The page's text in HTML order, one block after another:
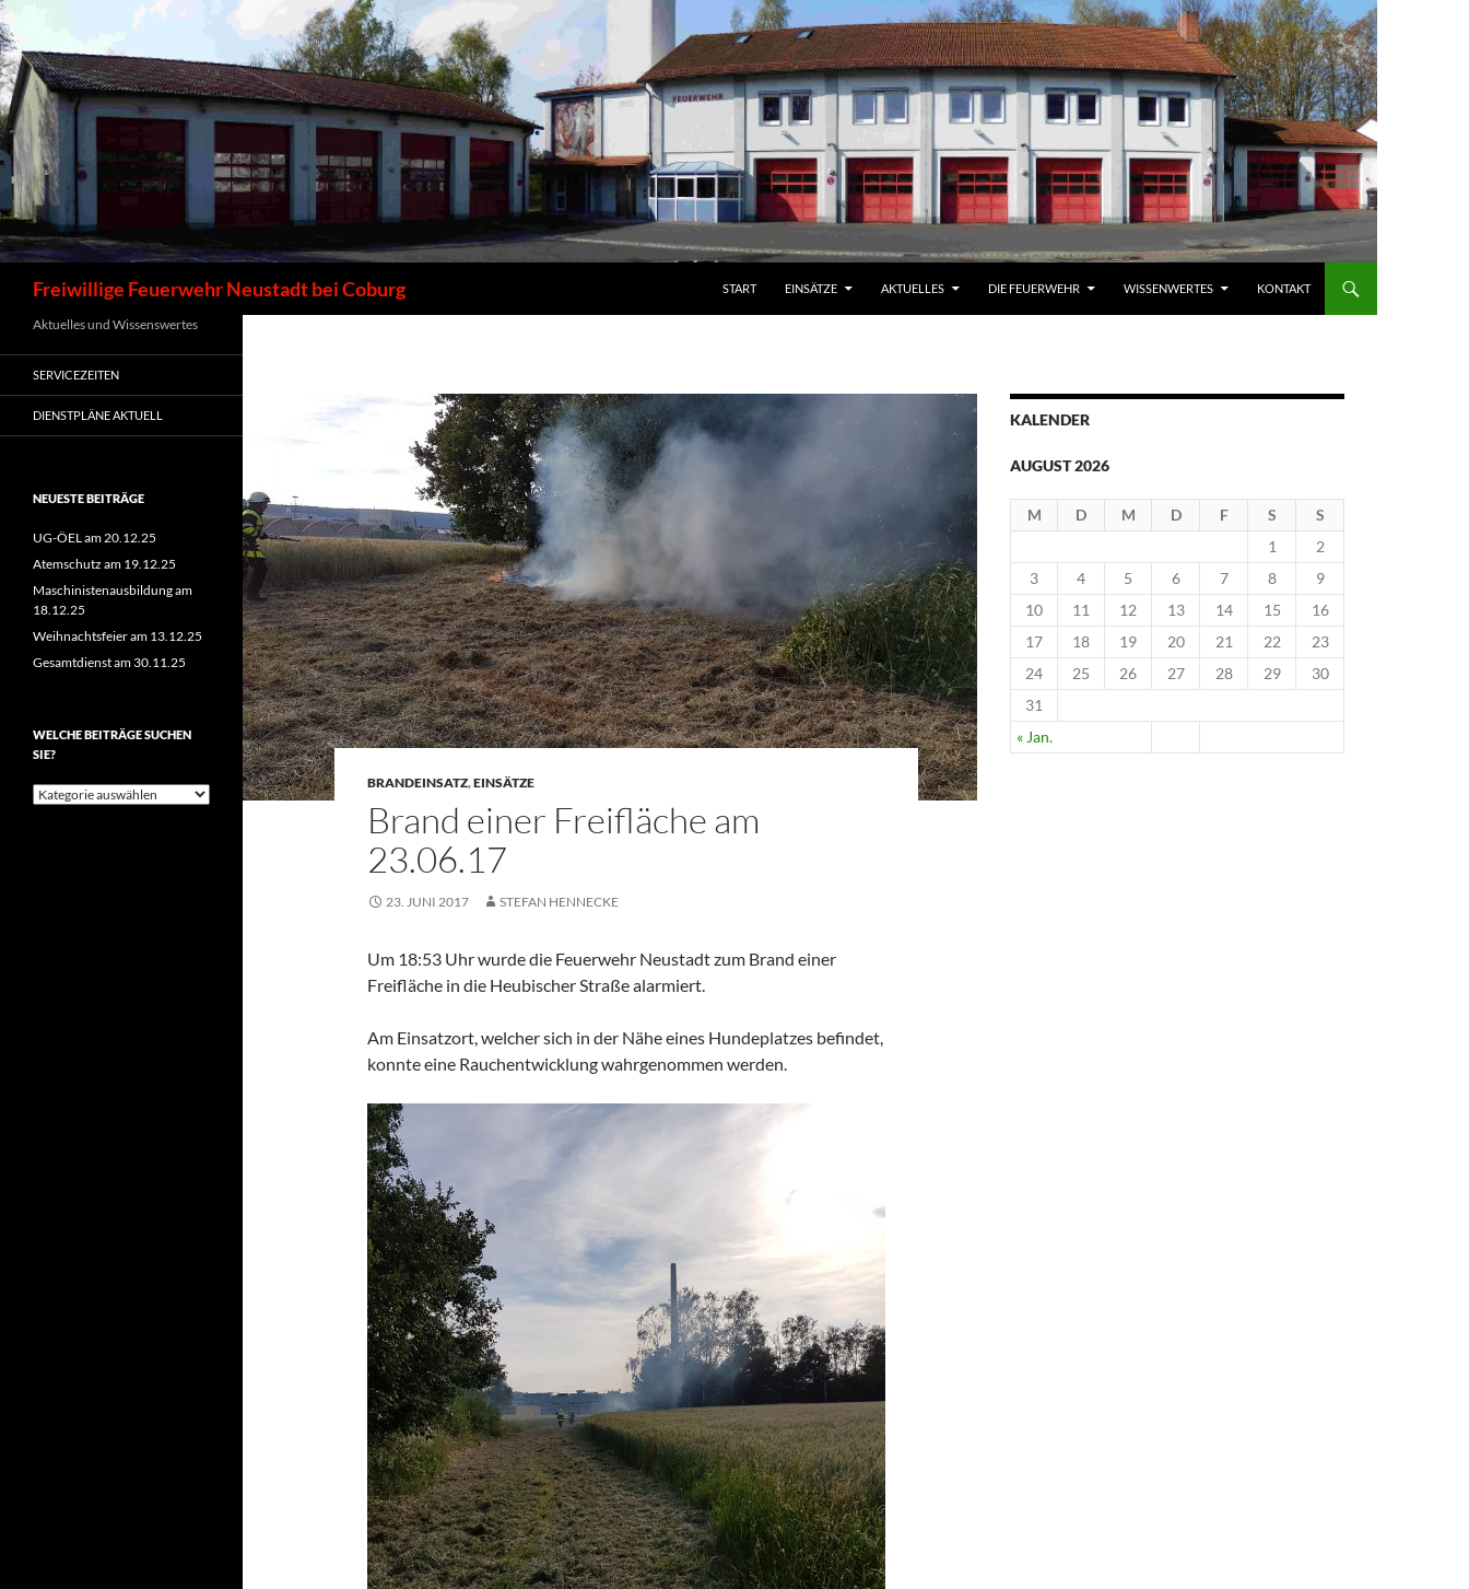
Zum
Inhalt
springen
Freiwillige Feuerwehr Neustadt bei Coburg START EINSÄTZE AKTUELLES DIE FEUERWEHR WISSENWERTES KONTAKT
BRANDEINSATZ,EINSÄTZE
Brand einer Freifläche am
23.06.17
23. JUNI 2017 STEFAN HENNECKE
Um 18:53 Uhr wurde die Feuerwehr Neustadt zum Brand einer
Freifläche in die Heubischer Straße alarmiert.
Am Einsatzort, welcher sich in der Nähe eines Hundeplatzes befindet,
konnte eine Rauchentwicklung wahrgenommen werden.
KALENDER
AUGUST 2026
M D M D F S S
« Jan.
1
2
3
4 5 6 7 8
9
10
11 12 13 14 15
16
17
18 19 20 21 22
23
24
25 26 27 28 29
30
31
Aktuelles und Wissenswertes
SERVICEZEITEN
DIENSTPLÄNE AKTUELL
NEUESTE BEITRÄGE
UG-ÖEL am 20.12.25
Atemschutz am 19.12.25
Maschinistenausbildung am
18.12.25
Weihnachtsfeier am 13.12.25
Gesamtdienst am 30.11.25
WELCHE BEITRÄGE SUCHEN
SIE?
Welche